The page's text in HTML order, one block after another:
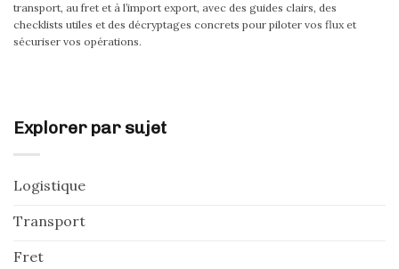
transport, au fret et à l’import export, avec des guides clairs, des
checklists utiles et des décryptages concrets pour piloter vos flux et
sécuriser vos opérations.
Explorer par sujet
Logistique
Transport
Fret